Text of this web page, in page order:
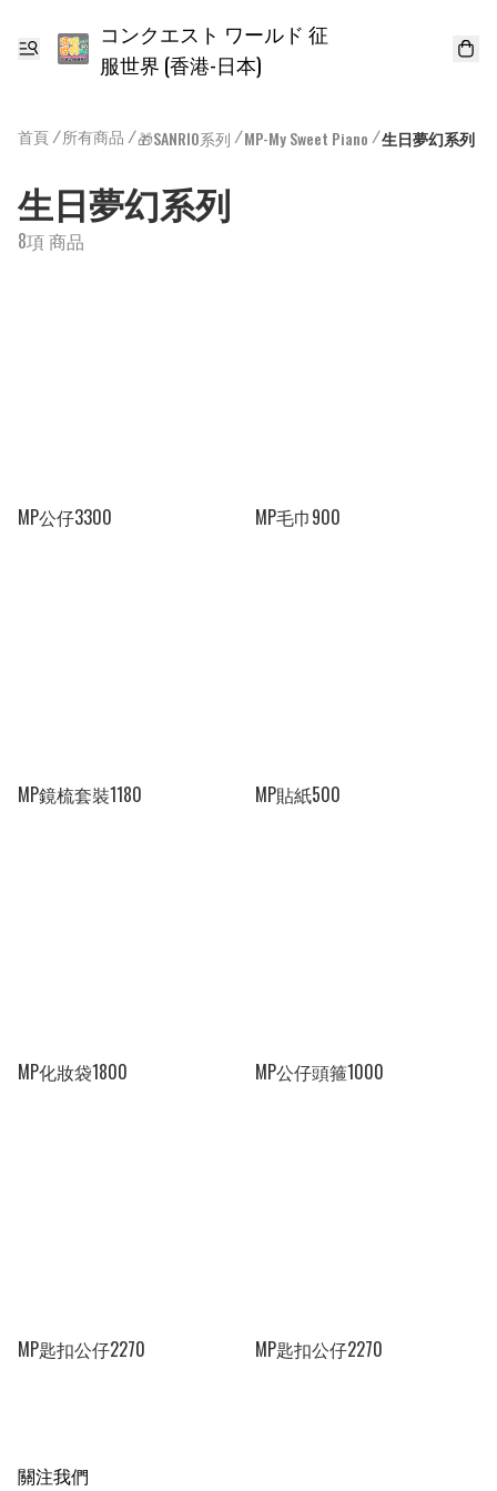
コンクエスト ワールド 征
服世界 (香港-日本)
首頁/所有商品 /🎁SANRIO系列 /MP-My Sweet Piano /生日夢幻系列
生日夢幻系列
8項 商品
MP公仔3300 MP毛巾900
MP鏡梳套裝1180 MP貼紙500
MP化妝袋1800 MP公仔頭箍1000
MP匙扣公仔2270 MP匙扣公仔2270
關注我們